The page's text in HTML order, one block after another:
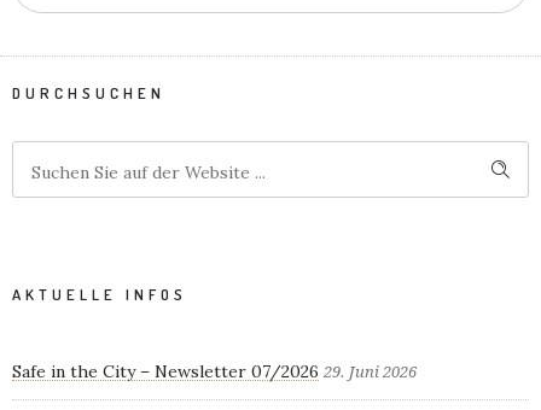
DURCHSUCHEN
AKTUELLE INFOS
Safe in the City – Newsletter 07/2026 29. Juni 2026